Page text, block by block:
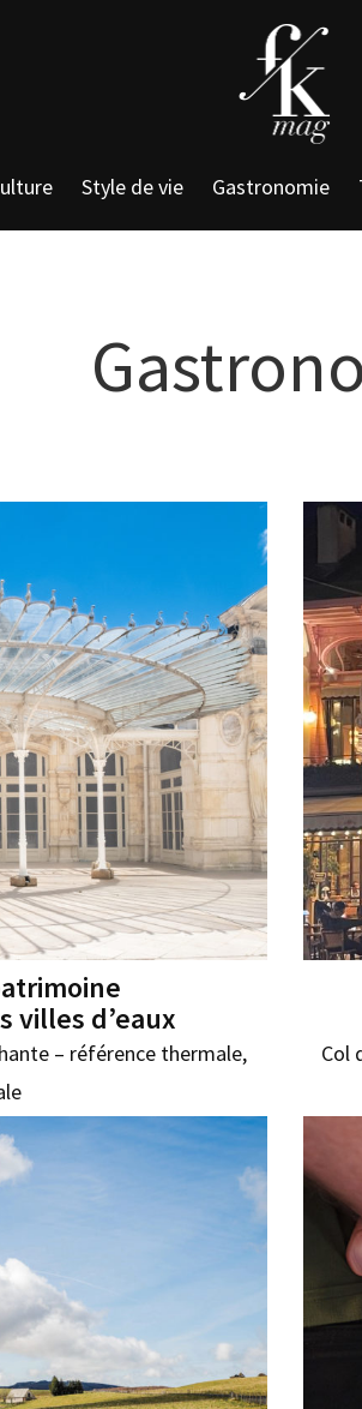
Style de vie Gastronomie
villes d’eaux
– référence thermale,
Col